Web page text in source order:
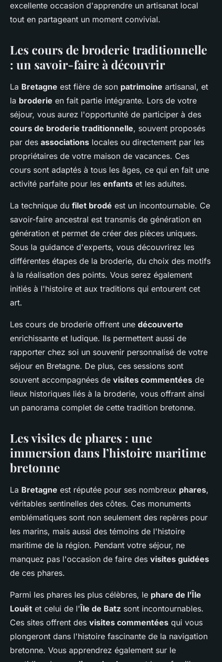
excellente occasion d'apprendre un artisanat local
tout en partageant un moment convivial.
Les cours de broderie traditionnelle
: un savoir-faire à découvrir
La Bretagne est fière de son patrimoine artisanal, et
la broderie en fait partie intégrante. Lors de votre
séjour, vous aurez l'opportunité de participer à des
cours de broderie traditionnelle, souvent proposés
par des associations locales ou directement par les
propriétaires de votre maison de vacances. Ces
cours sont adaptés à tous les âges, ce qui en fait une
activité parfaite pour les enfants et les adultes.
La technique du filet brodé est un incontournable. Ce
savoir-faire ancestral est transmis de génération en
génération et permet de créer des pièces uniques.
Sous la guidance d'experts, vous découvrirez les
différentes étapes de la broderie, du choix des motifs
à la réalisation des points. Vous serez également
initiés à l'histoire et aux traditions qui entourent cet
art.
Les cours de broderie offrent une découverte
enrichissante et ludique. Ils permettent aussi de
rapporter chez soi un souvenir personnalisé de votre
séjour en Bretagne. De plus, ces sessions sont
souvent accompagnées de visites commentées de
lieux historiques liés à la broderie, vous offrant ainsi
un panorama complet de cette tradition bretonne.
Les visites de phares : une
immersion dans l’histoire maritime
bretonne
La Bretagne est réputée pour ses nombreux phares,
véritables sentinelles des côtes. Ces monuments
emblématiques sont non seulement des repères pour
les marins, mais aussi des témoins de l'histoire
maritime de la région. Pendant votre séjour, ne
manquez pas l'occasion de faire des visites guidées
de ces phares.
Parmi les phares les plus célèbres, le phare de l'Île
Louët et celui de l'Île de Batz sont incontournables.
Ces sites offrent des visites commentées qui vous
plongeront dans l'histoire fascinante de la navigation
bretonne. Vous apprendrez également sur le